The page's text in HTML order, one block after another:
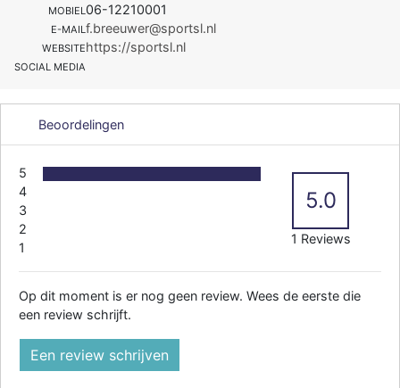
MOBIEL 06-12210001
E-MAIL f.breeuwer@sportsl.nl
WEBSITEhttps://sportsl.nl
SOCIAL MEDIA
Beoordelingen
5
4
3
2
1
5.0
1 Reviews
Op dit moment is er nog geen review. Wees de eerste die
een review schrijft.
Een review schrijven